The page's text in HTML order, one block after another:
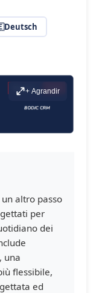
Deutsch
+ Agrandir
altro passo
per
dei
una
flessibile,
ed